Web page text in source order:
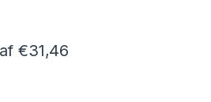
€31,46